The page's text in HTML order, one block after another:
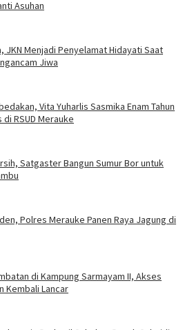
Asuhan
JKN Menjadi Penyelamat Hidayati Saat
Jiwa
Vita Yuharlis Sasmika Enam Tahun
di RSUD Merauke
Satgaster Bangun Sumur Bor untuk
Polres Merauke Panen Raya Jagung di
di Kampung Sarmayam II, Akses
Kembali Lancar